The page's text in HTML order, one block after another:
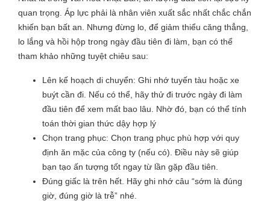
quan trọng. Áp lực phải là nhân viên xuất sắc nhất chắc chắn
khiến bạn bất an. Nhưng đừng lo, để giảm thiểu căng thẳng,
lo lắng và hồi hộp trong ngày đầu tiên đi làm, bạn có thể
tham khảo những tuyệt chiêu sau:
Lên kế hoạch di chuyển: Ghi nhớ tuyến tàu hoặc xe
buýt cần đi. Nếu có thể, hãy thử đi trước ngày đi làm
đầu tiên để xem mất bao lâu. Nhờ đó, bạn có thể tính
toán thời gian thức dậy hợp lý
Chọn trang phục: Chọn trang phục phù hợp với quy
định ăn mặc của công ty (nếu có). Điều này sẽ giúp
bạn tạo ấn tượng tốt ngay từ lần gặp đầu tiên.
Đúng giấc là trên hết. Hãy ghi nhớ câu “sớm là đúng
giờ, đúng giờ là trễ” nhé.